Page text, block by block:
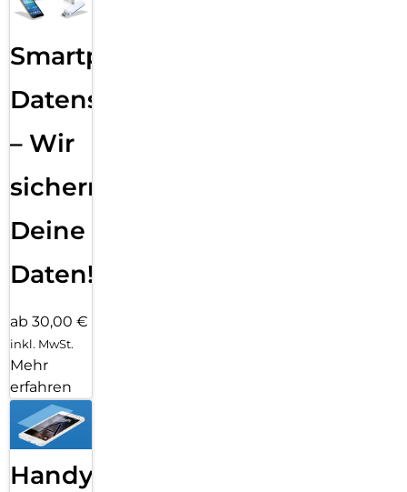
Smartphone
Datensicherung
– Wir
sichern
Deine
Daten!
ab 30,00 €
inkl. MwSt.
Mehr
erfahren
Handy